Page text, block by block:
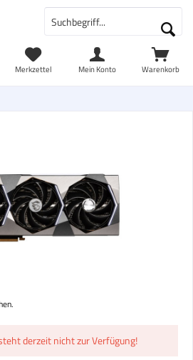
Warenkorb
Merkzettel Mein Konto
derzeit nicht zur Verfügung!